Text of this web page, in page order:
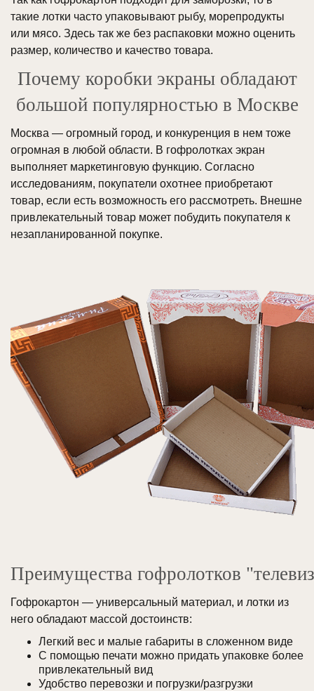
такие лотки часто упаковывают рыбу, морепродукты
или мясо. Здесь так же без распаковки можно оценить
размер, количество и качество товара.
Почему коробки экраны обладают
большой популярностью в Москве
Москва — огромный город, и конкуренция в нем тоже
огромная в любой области. В гофролотках экран
выполняет маркетинговую функцию. Согласно
исследованиям, покупатели охотнее приобретают
товар, если есть возможность его рассмотреть. Внешне
привлекательный товар может побудить покупателя к
незапланированной покупке.
Преимущества гофролотков
Гофрокартон — универсальный материал, и лотки из
него обладают массой достоинств:
Легкий вес и малые габариты в сложенном виде
С помощью печати можно придать упаковке более
привлекательный вид
Удобство перевозки и погрузки/разгрузки